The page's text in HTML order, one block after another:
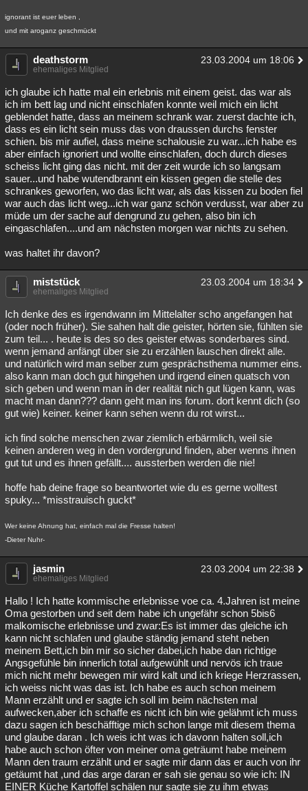
ignorant ist euer leben ,
und mit aroganz geschmückt
deathstorm 23.03.2004 um 18:06
ehemaliges Mitglied
ich glaube ich hatte mal ein erlebnis mit einem geist. das war als
ich im bett lag und nicht einschlafen konnte weil mich ein licht
geblendet hatte, dass an meinem schrank war. zuerst dachte ich,
dass es ein licht sein muss das von draussen durchs fenster
schien. bis mir aufiel, dass meine schalousie zu war...ich habe es
aber einfach ignoriert und wollte einschlafen, doch durch dieses
scheiss licht ging das nicht. mit der zeit wurde ich so langsam
sauer...und habe wutendbrannt ein kissen gegen die stelle des
schrankes geworfen, wo das licht war, als das kissen zu boden fiel
war auch das licht weg...ich war ganz schön verdusst, war aber zu
müde um der sache auf dengrund zu gehen, also bin ich
eingaschlafen....und am nächsten morgen war nichts zu sehen.
was haltet ihr davon?
miststück 23.03.2004 um 18:34
ehemaliges Mitglied
Ich denke des es irgendwann im Mittelalter scho angefangen hat
(oder noch früher). Sie sahen halt die geister, hörten sie, fühlten sie
zum teil... . heute is des so des geister etwas sonderbares sind.
wenn jemand anfängt über sie zu erzählen lauschen direkt alle.
und natürlich wird man selber zum gesprächsthema nummer eins.
also kann man doch gut hingehen und irgend einen quatsch von
sich geben und wenn man in der realität nich gut lügen kann, was
macht man dann??? dann geht man ins forum. dort kennt dich (so
gut wie) keiner. keiner kann sehen wenn du rot wirst...
ich find solche menschen zwar ziemlich erbärmlich, weil sie
keinen anderen weg in den vordergrund finden, aber wenns ihnen
gut tut und es ihnen gefällt.... aussterben werden die nie!
hoffe hab deine frage so beantwortet wie du es gerne wolltest
spuky... *misstrauisch guckt*
Wer keine Ahnung hat, einfach mal die Fresse halten!
-Dieter Nuhr-
jasmin 23.03.2004 um 22:38
ehemaliges Mitglied
Hallo ! Ich hatte kommische erlebnisse voe ca. 4.Jahren ist meine
Oma gestorben und seit dem habe ich ungefähr schon 5bis6
malkomische erlebnisse und zwar:Es ist immer das gleiche ich
kann nicht schlafen und glaube ständig jemand steht neben
meinem Bett,ich bin mir so sicher dabei,ich habe dan richtige
Angsgefühle bin innerlich total aufgewühlt und nervös ich traue
mich nicht mehr bewegen mir wird kalt und ich kriege Herzrassen,
ich weiss nicht was das ist. Ich habe es auch schon meinem
Mann erzählt und er sagte ich soll im beim nächsten mal
aufwecken,aber ich schaffe es nicht ich bin wie gelähmt ich muss
dazu sagen ich beschäfftige mich schon lange mit diesem thema
und glaube daran . Ich weis icht was ich davonn halten soll,ich
habe auch schon öfter von meiner oma geträumt habe meinem
Mann den traum erzählt und er sagte mir dann das er auch von ihr
getäumt hat ,und das arge daran er sah sie genau so wie ich: IN
EINER Küche Kartoffel schälen nur sagte sie zu ihm etwas